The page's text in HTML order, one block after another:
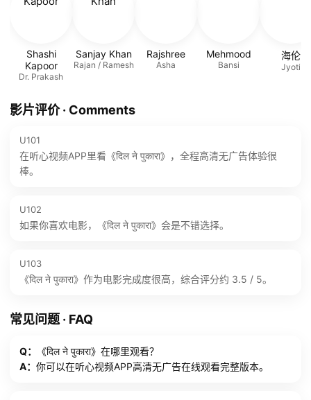
Shashi
Kapoor
Dr. Prakash
Sanjay Khan
Rajan / Ramesh
Rajshree
Asha
Mehmood
Bansi
海伦
Jyoti
影片评价 · Comments
U101
在听心视频APP里看《दिल ने पुकारा》，全程高清无广告体验很
棒。
U102
如果你喜欢电影，《दिल ने पुकारा》会是不错选择。
U103
《दिल ने पुकारा》作为电影完成度很高，综合评分约 3.5 / 5。
常见问题 · FAQ
Q：
《दिल ने पुकारा》在哪里观看？
A： 你可以在听心视频APP高清无广告在线观看完整版本。